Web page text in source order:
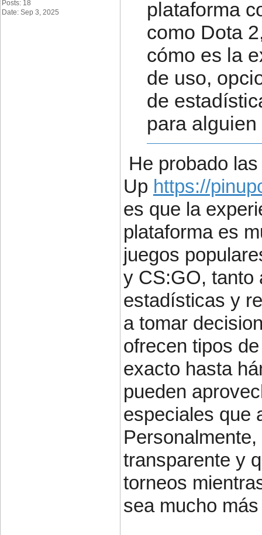
Posts: 18
Date: Sep 3, 2025
plataforma
como Dota
cómo es la
de uso,
de
para
He probado
Up https://
es que la
plataforma es
juegos
y CS:GO, tanto
estadísticas y
a tomar
ofrecen tipos
exacto hasta
pueden
especiales que
transparente y
torneos
sea mucho